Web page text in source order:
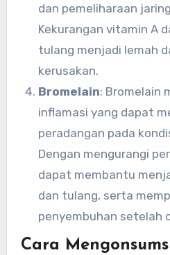
dan pemeliharaan
Kekurangan vitamin A
tulang menjadi lemah
kerusakan.
Bromelain: Bromelain
inflamasi yang dapat
peradangan pada
Dengan mengurangi
dapat membantu
dan tulang, serta
penyembuhan setelah
Cara